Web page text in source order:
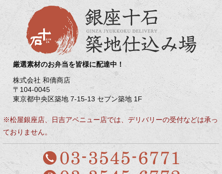
厳選素材のお弁当を皆様に配達中！
株式会社 和僑商店
〒104-0045
東京都中央区築地 7-15-13 セブン築地 1F
※松屋銀座店、日吉アベニュー店では、デリバリーの受付などは承っ
ておりません。